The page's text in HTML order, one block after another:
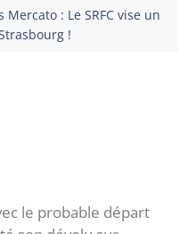
: Le SRFC vise un
!
le probable départ